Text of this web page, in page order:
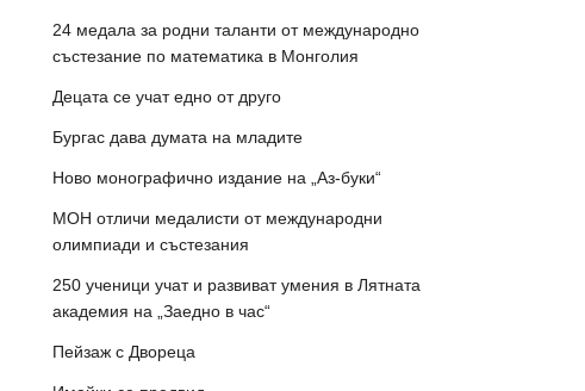
24 медала за родни таланти от международно
състезание по математика в Монголия
Децата се учат едно от друго
Бургас дава думата на младите
Ново монографично издание на „Аз-буки“
МОН отличи медалисти от международни
олимпиади и състезания
250 ученици учат и развиват умения в Лятната
академия на „Заедно в час“
Пейзаж с Двореца